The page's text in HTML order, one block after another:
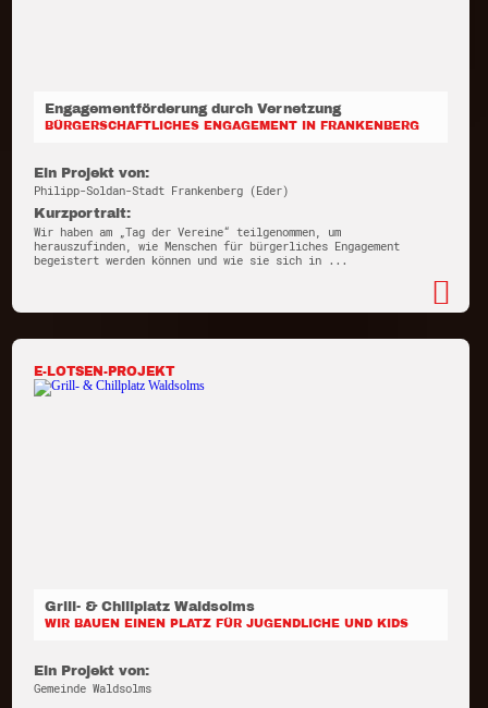
Engagementförderung durch Vernetzung
BÜRGERSCHAFTLICHES ENGAGEMENT IN FRANKENBERG
Ein Projekt von:
Philipp-Soldan-Stadt Frankenberg (Eder)
Kurzportrait:
Wir haben am „Tag der Vereine“ teilgenommen, um
herauszufinden, wie Menschen für bürgerliches Engagement
begeistert werden können und wie sie sich in ...
E-LOTSEN-PROJEKT
Grill- & Chillplatz Waldsolms
WIR BAUEN EINEN PLATZ FÜR JUGENDLICHE UND KIDS
Ein Projekt von:
Gemeinde Waldsolms